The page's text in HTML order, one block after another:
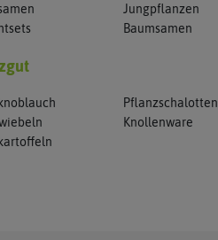
Jungpflanzen
Baumsamen
Pflanzschalotten
Knollenware